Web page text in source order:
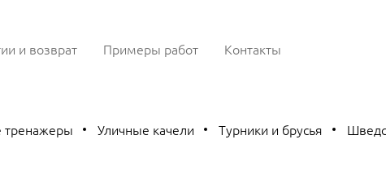
и возврат Примеры работ Контакты
тренажеры Уличные качели Турники и брусья